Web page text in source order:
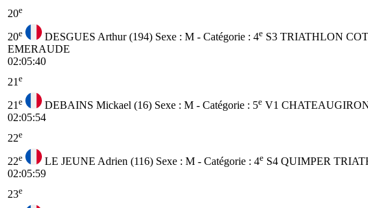
20e
20e DESGUES Arthur (194) Sexe : M - Catégorie : 4e S3 TRIATHLON
EMERAUDE
02:05:40
21 e
21 e DEBAINS Mickael (16) Sexe : M - Catégorie : 5e V1
02:05:54
22e
22e LE JEUNE Adrien (116) Sexe : M - Catégorie : 4e S4 QUIMPER
02:05:59
23e